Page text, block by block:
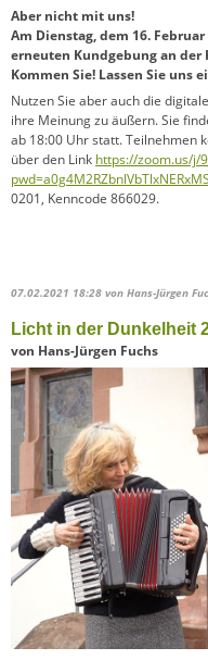
Aber nicht mit uns!
Am Dienstag, dem 16.
erneuten Kundgebung an der
Kommen Sie! Lassen Sie uns
Nutzen Sie aber auch die
ihre Meinung zu äußern. Sie
ab 18:00 Uhr statt. Teilnehmen
über den Link https://zoom.us/j/
0201, Kenncode 866029.
07.02.2021 18:28 von Hans-Jürgen
Licht in der Dunkelheit
von Hans-Jürgen Fuchs